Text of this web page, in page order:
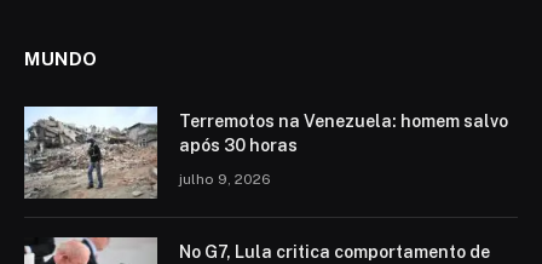
MUNDO
Terremotos na Venezuela: homem salvo
após 30 horas
julho 9, 2026
No G7, Lula critica comportamento de